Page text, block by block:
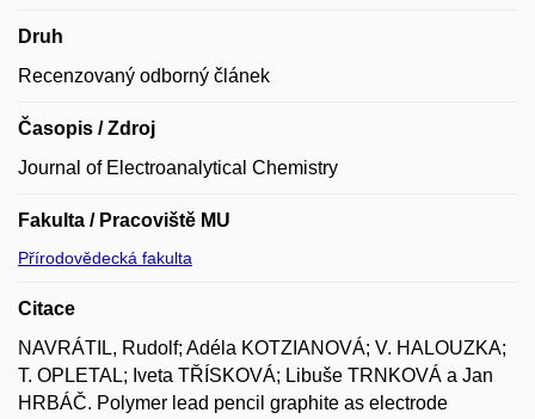
Druh
Recenzovaný odborný článek
Časopis / Zdroj
Journal of Electroanalytical Chemistry
Fakulta / Pracoviště MU
Přírodovědecká fakulta
Citace
NAVRÁTIL, Rudolf; Adéla KOTZIANOVÁ; V. HALOUZKA;
T. OPLETAL; Iveta TŘÍSKOVÁ; Libuše TRNKOVÁ a Jan
HRBÁČ. Polymer lead pencil graphite as electrode